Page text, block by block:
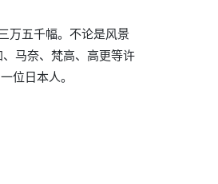
万五千幅。不论是风景
马奈、梵高、高更等许
位日本人。